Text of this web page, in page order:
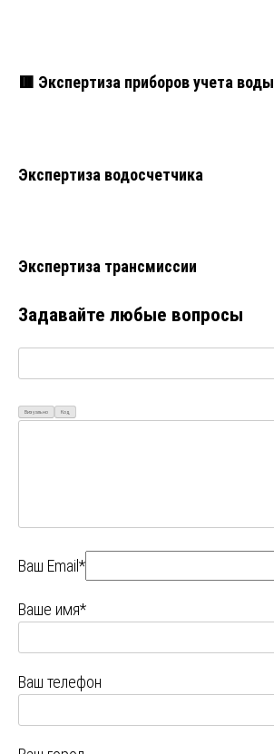
🟥 Экспертиза приборов учета воды
Экспертиза водосчетчика
Экспертиза трансмиссии
Задавайте любые вопросы
Визуально Код
Ваш Email*
Ваше имя*
Ваш телефон